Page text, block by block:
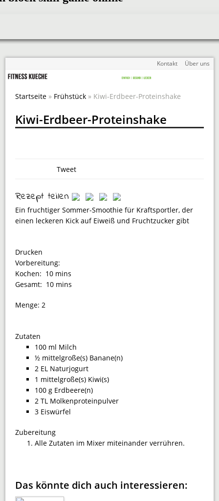
Kontakt Über uns
Startseite » Frühstück » Kiwi-Erdbeer-Proteinshake
Kiwi-Erdbeer-Proteinshake
Tweet
Rezept teilen
Ein fruchtiger Sommer-Smoothie für Kraftsportler, der
einen leckeren Kick auf Eiweiß und Fruchtzucker gibt
Drucken
Vorbereitung:
Kochen: 10 mins
Gesamt: 10 mins
Menge: 2
Zutaten
100 ml Milch
½ mittelgroße(s) Banane(n)
2 EL Naturjogurt
1 mittelgroße(s) Kiwi(s)
100 g Erdbeere(n)
2 TL Molkenproteinpulver
3 Eiswürfel
Zubereitung
Alle Zutaten im Mixer miteinander verrühren.
Das könnte dich auch interessieren: